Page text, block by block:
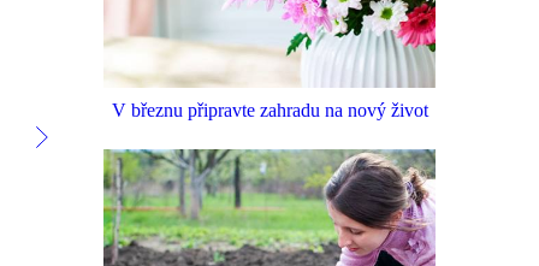
V březnu připravte zahradu na nový život